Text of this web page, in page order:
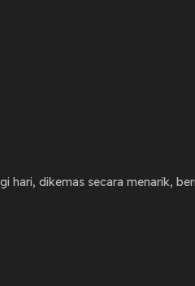
dikemas secara menarik,